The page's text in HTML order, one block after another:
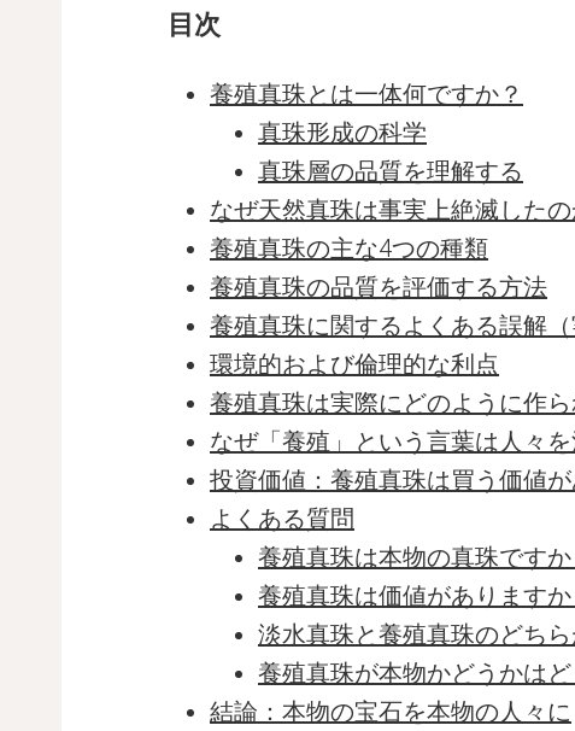
目次
養殖真珠とは一体何ですか？
真珠形成の科学
真珠層の品質を理解する
なぜ天然真珠は事実上絶滅した
養殖真珠の主な4つの種類
養殖真珠の品質を評価する方法
養殖真珠に関するよくある誤解
環境的および倫理的な利点
養殖真珠は実際にどのように作
なぜ「養殖」という言葉は人々
投資価値：養殖真珠は買う価値が
よくある質問
養殖真珠は本物の真珠ですか
養殖真珠は価値がありますか
淡水真珠と養殖真珠のどち
養殖真珠が本物かどうかは
結論：本物の宝石を本物の人々に